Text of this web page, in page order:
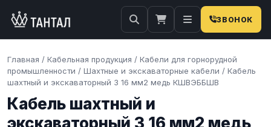
ЗВОНОК
Главная / Кабельная продукция / Кабели для горнорудной
промышленности / Шахтные и экскаваторные кабели / Кабель
шахтный и экскаваторный 3 16 мм2 медь КШВЭББШВ
Кабель шахтный и
экскаваторный 3 16 мм2 медь